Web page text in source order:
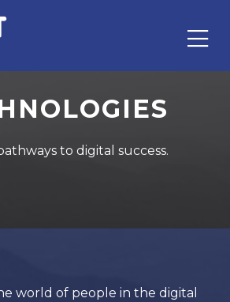
to digital success.
world of people in the digital